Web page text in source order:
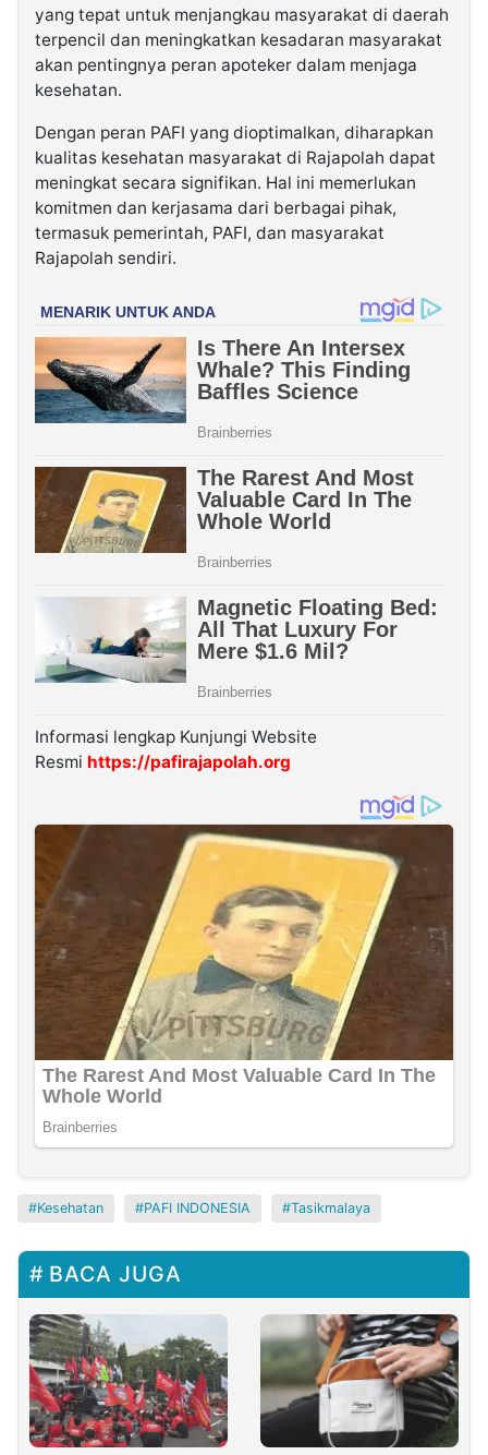
yang tepat untuk menjangkau masyarakat di daerah
terpencil dan meningkatkan kesadaran masyarakat
akan pentingnya peran apoteker dalam menjaga
kesehatan.
Dengan peran PAFI yang dioptimalkan, diharapkan
kualitas kesehatan masyarakat di Rajapolah dapat
meningkat secara signifikan. Hal ini memerlukan
komitmen dan kerjasama dari berbagai pihak,
termasuk pemerintah, PAFI, dan masyarakat
Rajapolah sendiri.
Informasi lengkap Kunjungi Website
Resmi https://pafirajapolah.org
Kesehatan PAFI INDONESIA Tasikmalaya
BACA JUGA